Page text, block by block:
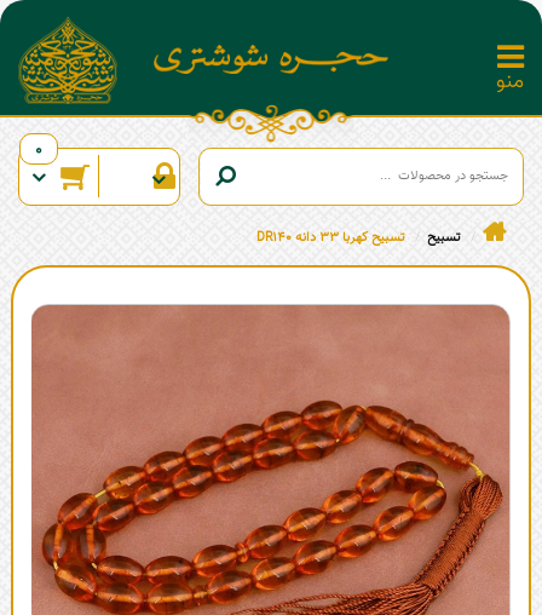
0
تسبیح تسبیح کهربا 33 دانه DR140